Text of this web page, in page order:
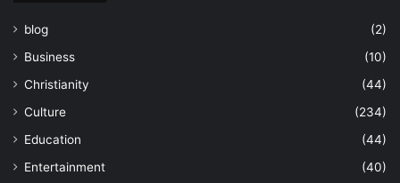
blog
(2)
Business
(10)
Christianity
(44)
Culture
(234)
Education
(44)
Entertainment
(40)